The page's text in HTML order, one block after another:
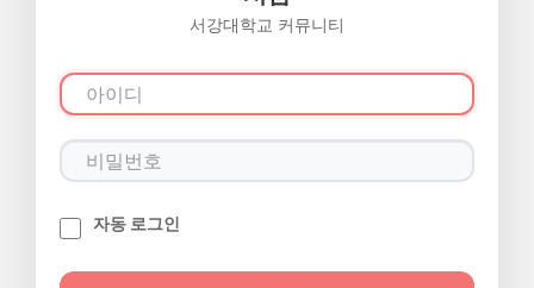
서강대학교 커뮤니티
자동 로그인